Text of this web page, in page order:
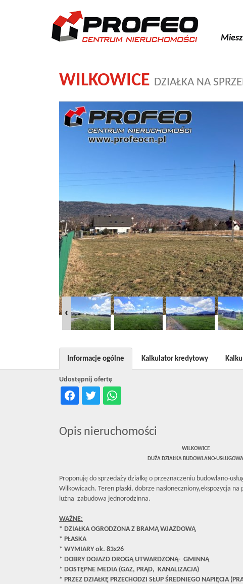
WILKOWICE DZIAŁKA NA
Udostępnij ofertę
Informacje ogólne Kalkulator kredytowy
Opis nieruchomości
WILKOWICE
DUŻA DZIAŁKA BUDOWLANO-USŁUGOWA
Proponuję do sprzedaży działkę o przeznaczeniu budowlano-
Wilkowicach. Teren płaski, dobrze nasłoneczniony,ekspozycja
luźna zabudowa jednorodzinna.
WAŻNE:
* DZIAŁKA OGRODZONA Z BRAMĄ WJAZDOWĄ
* PŁASKA
* WYMIARY ok. 83x26
* DOBRY DOJAZD DROGĄ UTWARDZONĄ- GMINNĄ
* DOSTĘPNE MEDIA (GAZ, PRĄD, KANALIZACJA)
* PRZEZ DZIAŁKĘ PRZECHODZI SŁUP ŚREDNIEGO NAPIĘCIA